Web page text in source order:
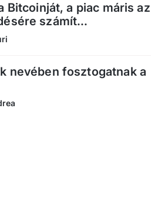
Bitcoinját, a piac máris az
számít...
nevében fosztogatnak a